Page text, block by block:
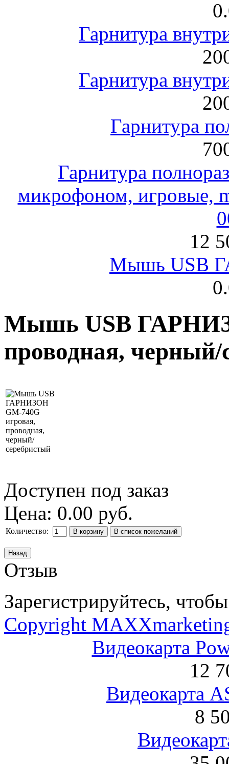
Гарнитура
Гарнитура
Гарнитура
Гарнитура
микрофоном, игровые,
12
Мышь USB
Мышь USB
проводная, черный/
Доступен под заказ
Цена: 0.00 руб.
Количество:
Отзыв
Зарегистрируйтесь,
Copyright
Видеокарта
12
Видеокарта
8